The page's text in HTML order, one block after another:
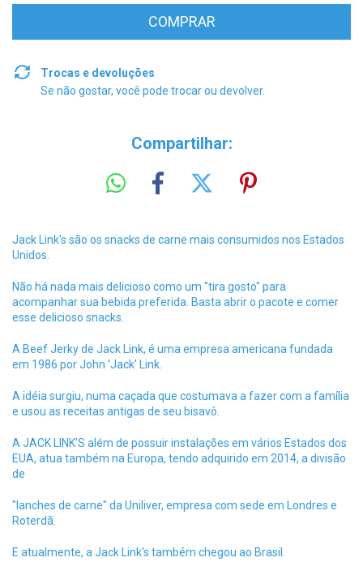
Trocas e devoluções
Se não gostar, você pode trocar ou devolver.
Compartilhar:
Jack Link's são os snacks de carne mais consumidos nos Estados
Unidos.
Não há nada mais delicioso como um "tira gosto" para
acompanhar sua bebida preferida. Basta abrir o pacote e comer
esse delicioso snacks.
A Beef Jerky de Jack Link, é uma empresa americana fundada
em 1986 por John 'Jack' Link.
A idéia surgiu, numa caçada que costumava a fazer com a família
e usou as receitas antigas de seu bisavô.
A JACK LINK'S além de possuir instalações em vários Estados dos
EUA, atua também na Europa, tendo adquirido em 2014, a divisão
de
"lanches de carne" da Uniliver, empresa com sede em Londres e
Roterdã.
E atualmente, a Jack Link's também chegou ao Brasil.